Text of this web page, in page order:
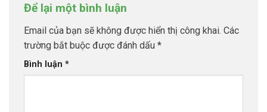
Để lại một bình luận
Email của bạn sẽ không được hiển thị công khai. Các
trường bắt buộc được đánh dấu *
Bình luận *